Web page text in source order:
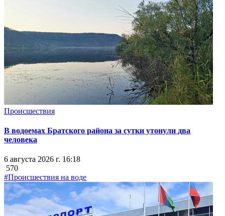
Происшествия
В водоемах Братского района за сутки утонули два
человека
6 августа 2026 г. 16:18
570
#Происшествия на воде